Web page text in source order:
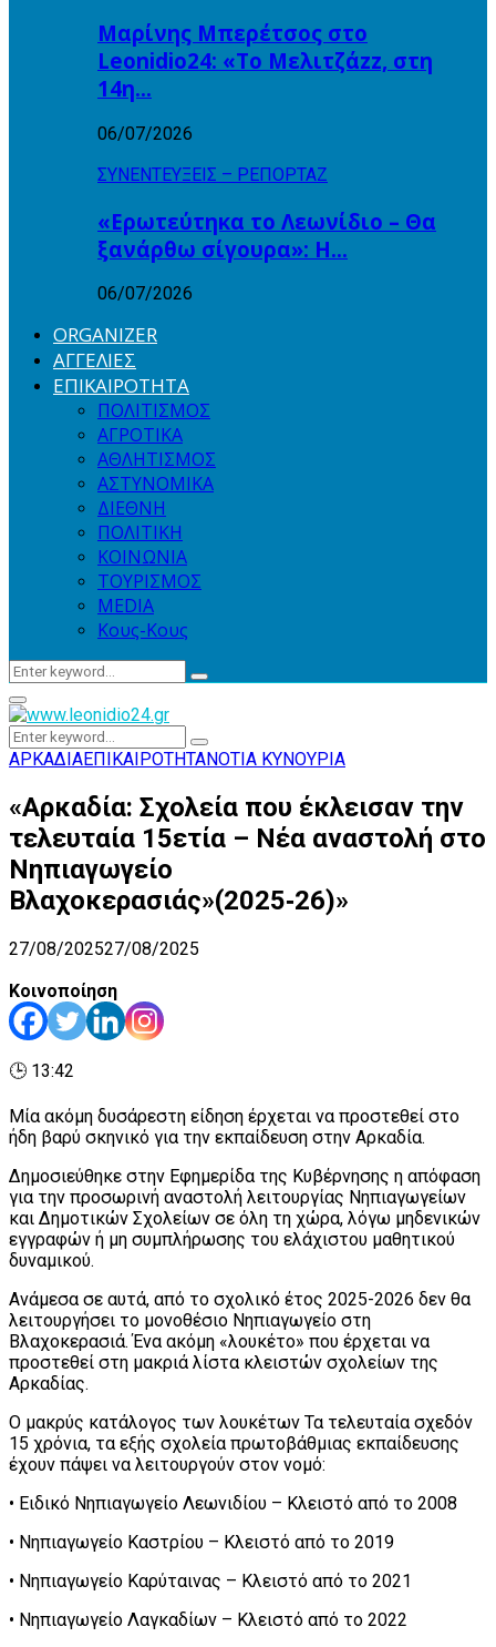
Μαρίνης Μπερέτσος στο
Leonidio24: «Το Μελιτζάzz, στη
14η…
06/07/2026
ΣΥΝΕΝΤΕΥΞΕΙΣ – ΡΕΠΟΡΤΑΖ
«Ερωτεύτηκα το Λεωνίδιο – Θα
ξανάρθω σίγουρα»: Η…
06/07/2026
ORGANIZER
ΑΓΓΕΛΙΕΣ
ΕΠΙΚΑΙΡΟΤΗΤΑ
ΠΟΛΙΤΙΣΜΟΣ
ΑΓΡΟΤΙΚΑ
ΑΘΛΗΤΙΣΜΟΣ
ΑΣΤΥΝΟΜΙΚΑ
ΔΙΕΘΝΗ
ΠΟΛΙΤΙΚΗ
ΚΟΙΝΩΝΙΑ
ΤΟΥΡΙΣΜΟΣ
MEDIA
Κους-Κους
Search
Search
Primary
Menu
Search
for:
Search
ΑΡΚΑΔΙΑΕΠΙΚΑΙΡΟΤΗΤΑΝΟΤΙΑ ΚΥΝΟΥΡΙΑ
«Αρκαδία: Σχολεία που έκλεισαν την
τελευταία 15ετία – Νέα αναστολή στο
Νηπιαγωγείο
Βλαχοκερασιάς»(2025‑26)»
27/08/202527/08/2025
Κοινοποίηση
🕒 13:42
Μία ακόμη δυσάρεστη είδηση έρχεται να προστεθεί στο
ήδη βαρύ σκηνικό για την εκπαίδευση στην Αρκαδία.
Δημοσιεύθηκε στην Εφημερίδα της Κυβέρνησης η απόφαση
για την προσωρινή αναστολή λειτουργίας Νηπιαγωγείων
και Δημοτικών Σχολείων σε όλη τη χώρα, λόγω μηδενικών
εγγραφών ή μη συμπλήρωσης του ελάχιστου μαθητικού
δυναμικού.
Ανάμεσα σε αυτά, από το σχολικό έτος 2025-2026 δεν θα
λειτουργήσει το μονοθέσιο Νηπιαγωγείο στη
Βλαχοκερασιά. Ένα ακόμη «λουκέτο» που έρχεται να
προστεθεί στη μακριά λίστα κλειστών σχολείων της
Αρκαδίας.
Ο μακρύς κατάλογος των λουκέτων Τα τελευταία σχεδόν
15 χρόνια, τα εξής σχολεία πρωτοβάθμιας εκπαίδευσης
έχουν πάψει να λειτουργούν στον νομό:
• Ειδικό Νηπιαγωγείο Λεωνιδίου – Κλειστό από το 2008
• Νηπιαγωγείο Καστρίου – Κλειστό από το 2019
• Νηπιαγωγείο Καρύταινας – Κλειστό από το 2021
• Νηπιαγωγείο Λαγκαδίων – Κλειστό από το 2022